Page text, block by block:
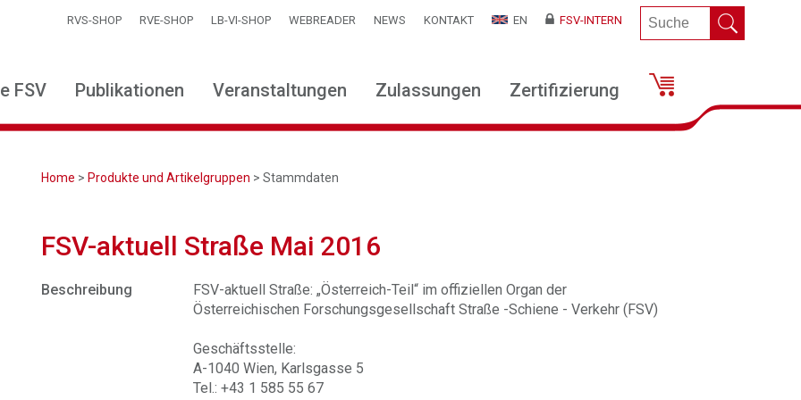
RVS-SHOP RVE-SHOP LB-VI-SHOP WEBREADER NEWS KONTAKT EN FSV-INTERN
FSV Publikationen Veranstaltungen Zulassungen Zertifizierung
Home > Produkte und Artikelgruppen > Stammdaten
FSV-aktuell Straße Mai 2016
Beschreibung
FSV-aktuell Straße: „Österreich-Teil“ im offiziellen Organ der
Österreichischen Forschungsgesellschaft Straße -Schiene - Verkehr (FSV)
Geschäftsstelle:
A-1040 Wien, Karlsgasse 5
Tel.: +43 1 585 55 67